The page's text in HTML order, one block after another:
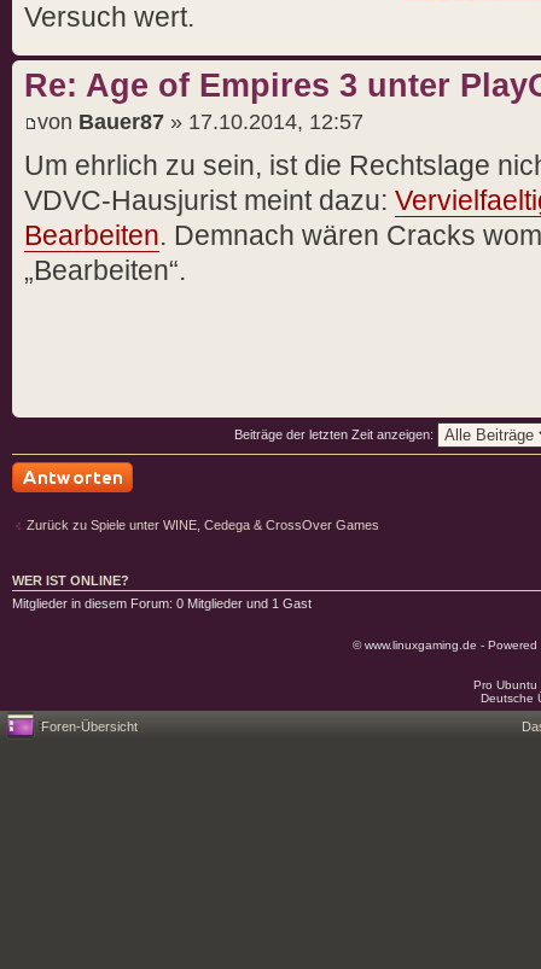
Versuch wert.
Re: Age of Empires 3 unter
von Bauer87 » 17.10.2014, 12:57
Um ehrlich zu sein, ist die Rechtslage
VDVC-Hausjurist meint dazu:
Bearbeiten. Demnach wären Cracks
„Bearbeiten“.
Beiträge der letzten Zeit anzeigen:
Zurück zu Spiele unter WINE, Cedega & CrossOver Games
WER IST ONLINE?
Mitglieder in diesem Forum: 0 Mitglieder und 1 Gast
© www.linuxgaming.de -
Pro
Deutsche
Foren-Übersicht